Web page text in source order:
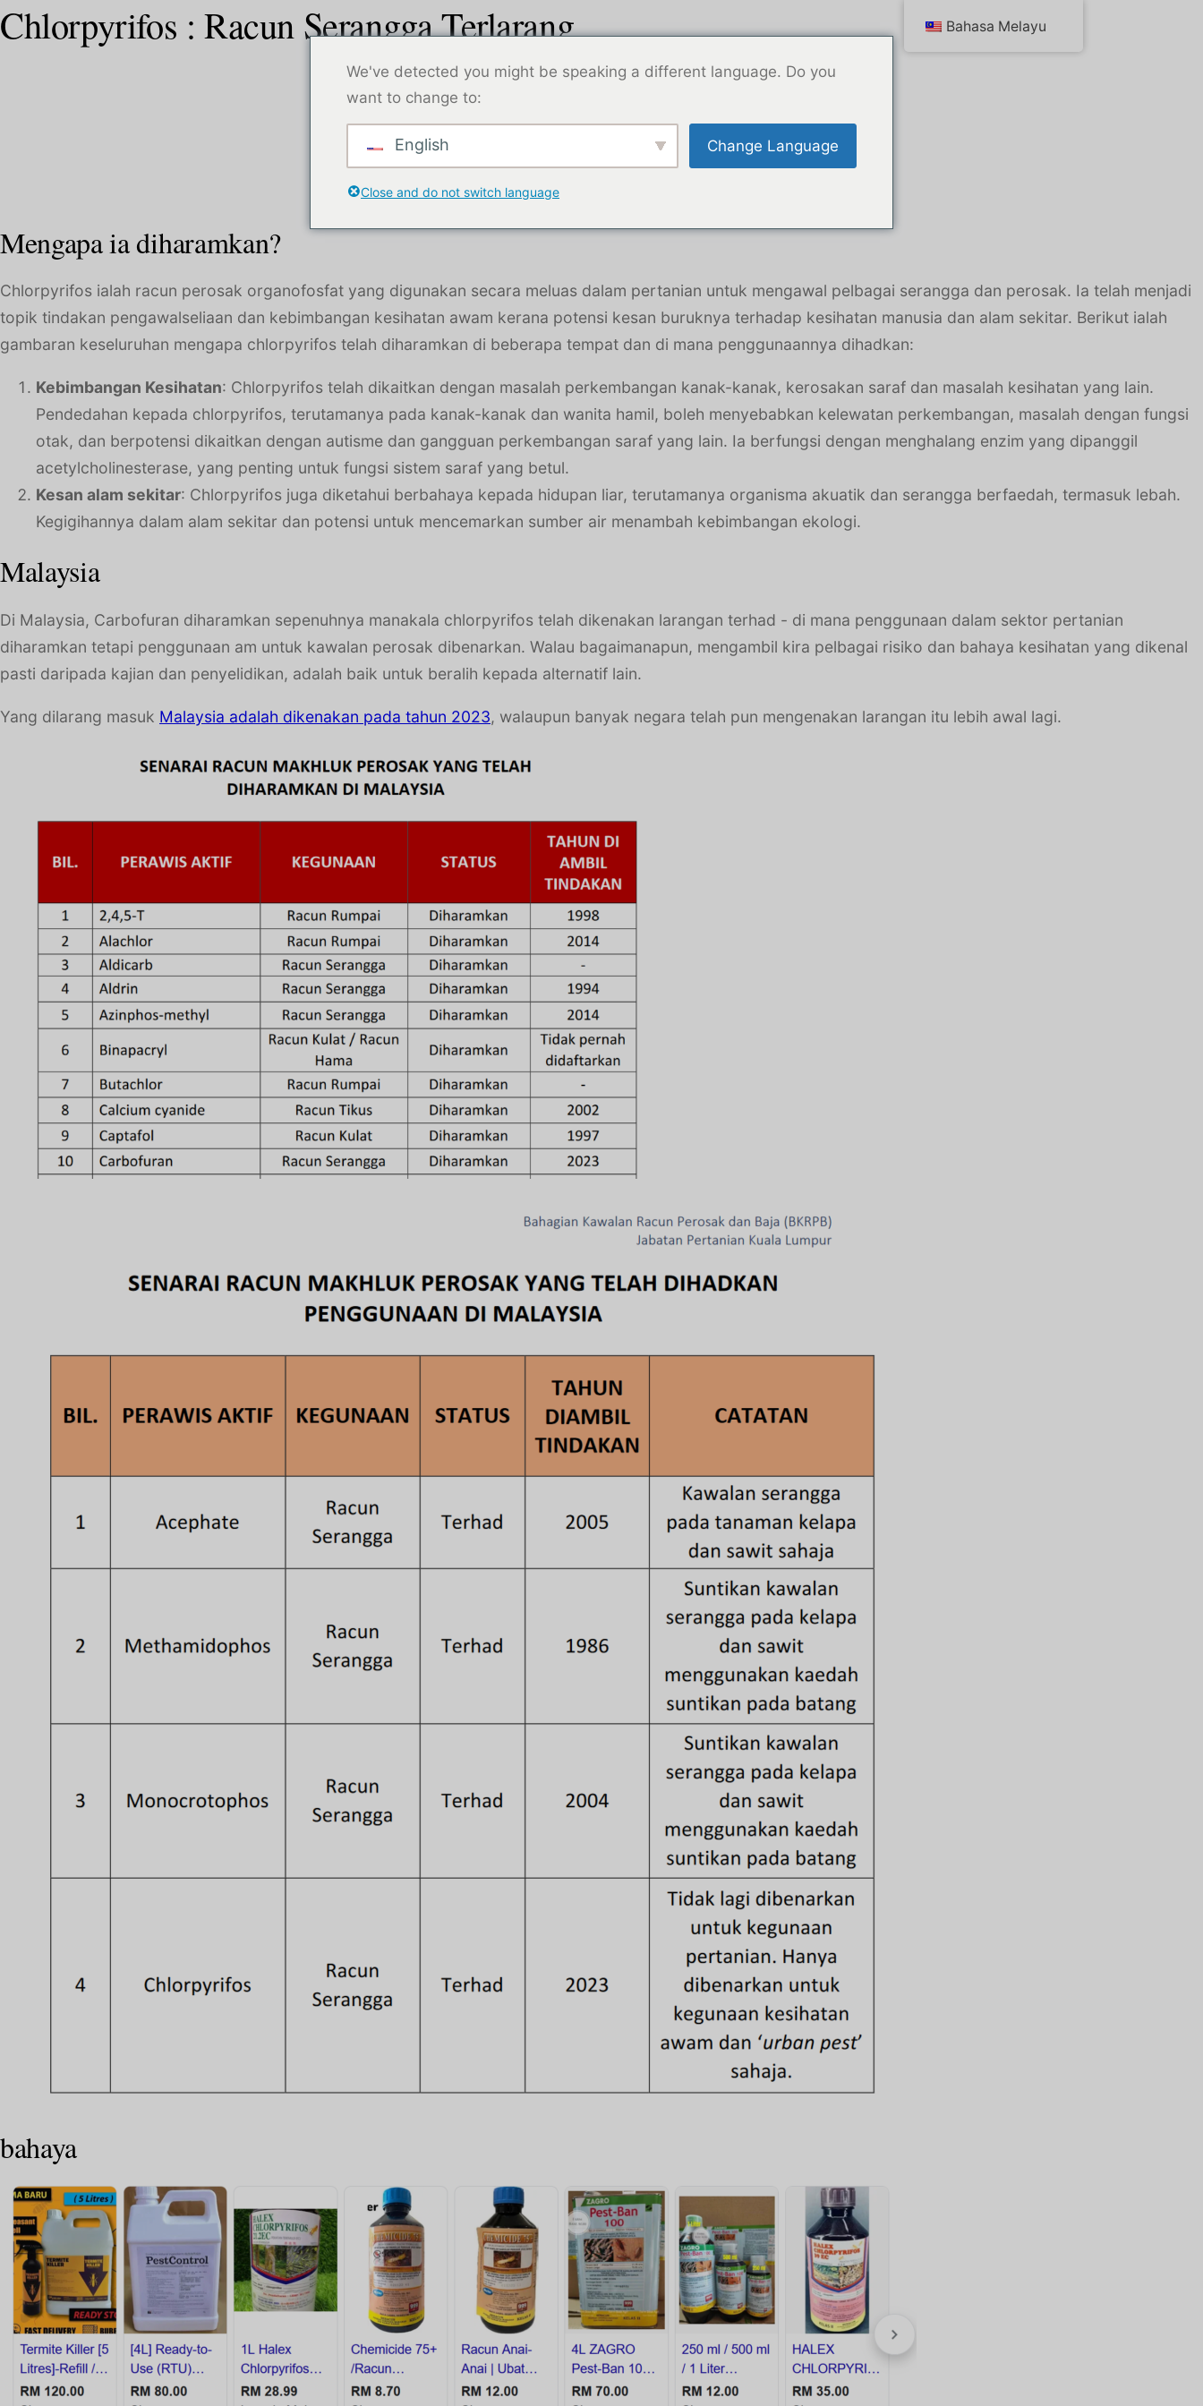
Chlorpyrifos : Racun Serangga Terlarang
Mengapa ia diharamkan?
Chlorpyrifos ialah racun perosak organofosfat yang digunakan secara meluas dalam pertanian untuk mengawal pelbagai serangga dan perosak. Ia telah menjadi
topik tindakan pengawalseliaan dan kebimbangan kesihatan awam kerana potensi kesan buruknya terhadap kesihatan manusia dan alam sekitar. Berikut ialah
gambaran keseluruhan mengapa chlorpyrifos telah diharamkan di beberapa tempat dan di mana penggunaannya dihadkan:
Kebimbangan Kesihatan: Chlorpyrifos telah dikaitkan dengan masalah perkembangan kanak-kanak, kerosakan saraf dan masalah kesihatan yang lain.
Pendedahan kepada chlorpyrifos, terutamanya pada kanak-kanak dan wanita hamil, boleh menyebabkan kelewatan perkembangan, masalah dengan fungsi
otak, dan berpotensi dikaitkan dengan autisme dan gangguan perkembangan saraf yang lain. Ia berfungsi dengan menghalang enzim yang dipanggil
acetylcholinesterase, yang penting untuk fungsi sistem saraf yang betul.
Kesan alam sekitar: Chlorpyrifos juga diketahui berbahaya kepada hidupan liar, terutamanya organisma akuatik dan serangga berfaedah, termasuk lebah.
Kegigihannya dalam alam sekitar dan potensi untuk mencemarkan sumber air menambah kebimbangan ekologi.
Malaysia
Di Malaysia, Carbofuran diharamkan sepenuhnya manakala chlorpyrifos telah dikenakan larangan terhad - di mana penggunaan dalam sektor pertanian
diharamkan tetapi penggunaan am untuk kawalan perosak dibenarkan. Walau bagaimanapun, mengambil kira pelbagai risiko dan bahaya kesihatan yang dikenal
pasti daripada kajian dan penyelidikan, adalah baik untuk beralih kepada alternatif lain.
Yang dilarang masuk Malaysia adalah dikenakan pada tahun 2023, walaupun banyak negara telah pun mengenakan larangan itu lebih awal lagi.
bahaya
Bahasa Melayu
We've detected you might be speaking a different language. Do you
want to change to:
English Change Language
Close and do not switch language